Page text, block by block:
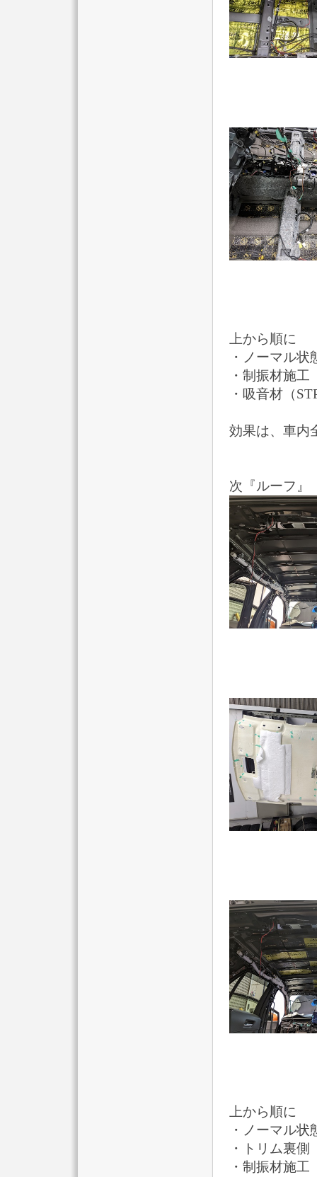
上から順に
・ノーマル状
・制振材施
・吸音材（
効果は、車内
次『ルーフ』
上から順に
・ノーマル状
・トリム裏
・制振材施工